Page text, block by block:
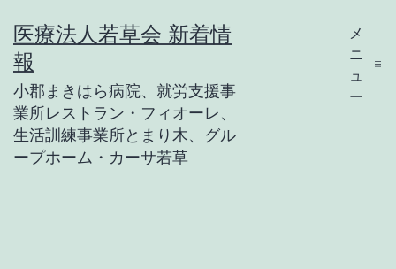
ン
テ
ン
ツ
医療法人若草会 新着情
報
小郡まきはら病院、就労支援事
業所レストラン・フィオーレ、
生活訓練事業所とまり木、グル
ープホーム・カーサ若草
メ
ニ
ュ
ー